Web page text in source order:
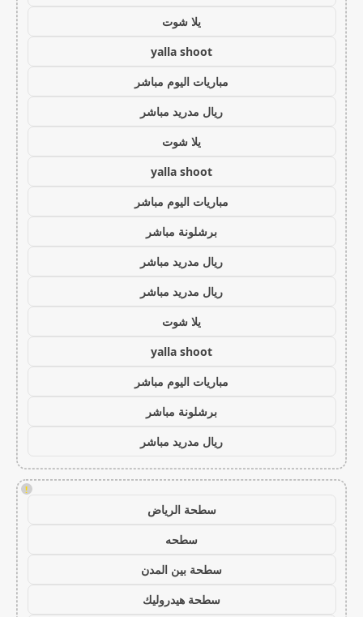
يلا شوت
yalla shoot
مباريات اليوم مباشر
ريال مدريد مباشر
يلا شوت
yalla shoot
مباريات اليوم مباشر
برشلونة مباشر
ريال مدريد مباشر
ريال مدريد مباشر
يلا شوت
yalla shoot
مباريات اليوم مباشر
برشلونة مباشر
ريال مدريد مباشر
!
سطحة الرياض
سطحه
سطحة بين المدن
سطحة هيدروليك